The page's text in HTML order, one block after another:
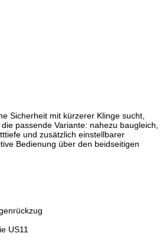
Sicherheit mit kürzerer Klinge sucht,
passende Variante: nahezu baugleich,
und zusätzlich einstellbarer
Bedienung über den beidseitigen
US11